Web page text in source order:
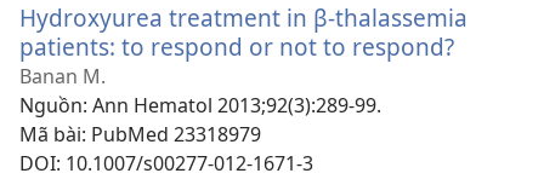
mới)
Hydroxyurea treatment in β-thalassemia
patients: to respond or not to respond?
Banan M.
Nguồn‎: Ann Hematol 2013;92(3):289-99.
Mã bài‎: PubMed 23318979
DOI‎: 10.1007/s00277-012-1671-3